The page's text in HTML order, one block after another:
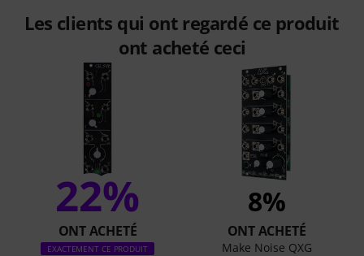
Les clients qui ont regardé ce produit
ont acheté ceci
22%
ONT ACHETÉ
EXACTEMENT CE PRODUIT
8%
ONT ACHETÉ
Make Noise QXG